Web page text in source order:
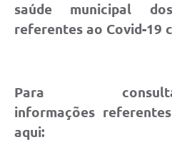
saúde municipal
referentes ao Covid-19
Para
informações
aqui: